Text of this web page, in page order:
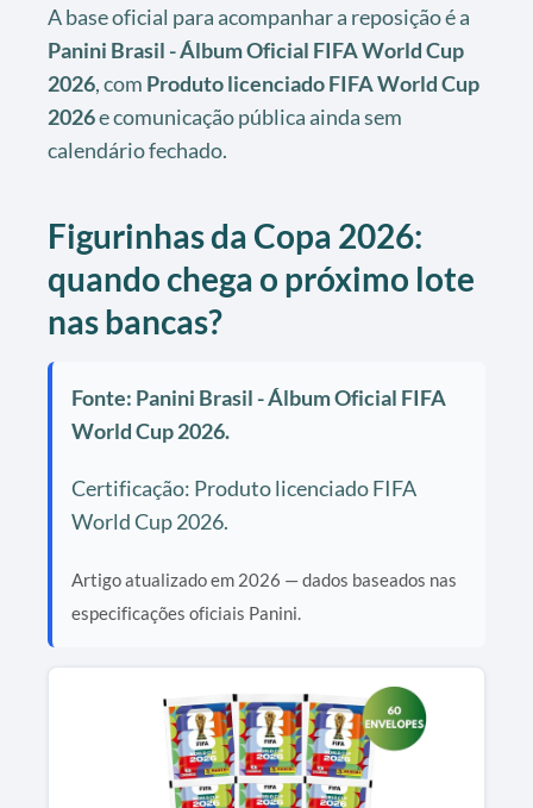
A base oficial para acompanhar a reposição é a
Panini Brasil - Álbum Oficial FIFA World Cup
2026, com Produto licenciado FIFA World Cup
2026e comunicação pública ainda sem
calendário fechado.
Figurinhas da Copa 2026:
quando chega o próximo lote
nas bancas?
Fonte: Panini Brasil - Álbum Oficial FIFA
World Cup 2026.
Certificação: Produto licenciado FIFA
World Cup 2026.
Artigo atualizado em 2026 — dados baseados nas
especificações oficiais Panini.